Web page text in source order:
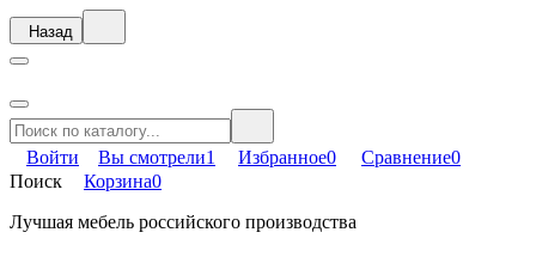
Назад
Войти Вы смотрели1 Избранное0 Сравнение0
Поиск
Корзина0
Лучшая мебель российского производства